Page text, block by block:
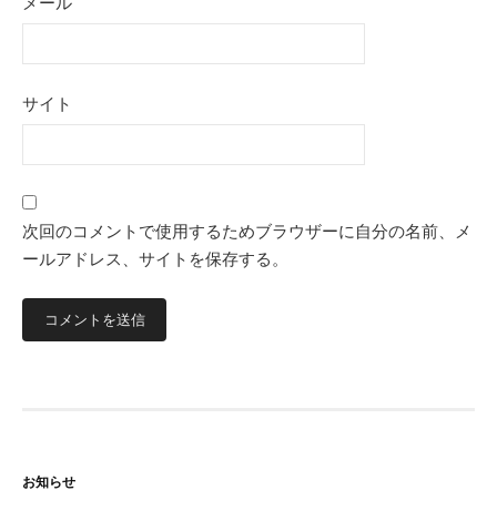
サイト
次回のコメントで使用するためブラウザーに自分の名前、メ
ールアドレス、サイトを保存する。
お知らせ